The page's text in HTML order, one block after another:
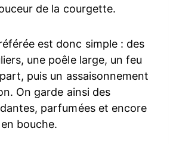
de la courgette.
est donc simple : des
une poêle large, un feu
puis un assaisonnement
On garde ainsi des
parfumées et encore
bouche.